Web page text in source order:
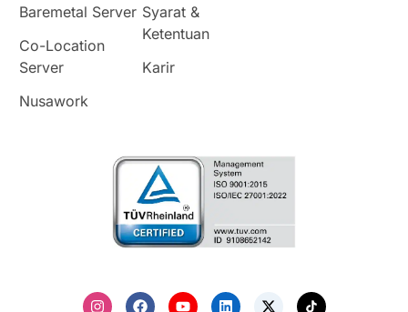
Baremetal Server
Co-Location
Server
Nusawork
Syarat &
Ketentuan
Karir